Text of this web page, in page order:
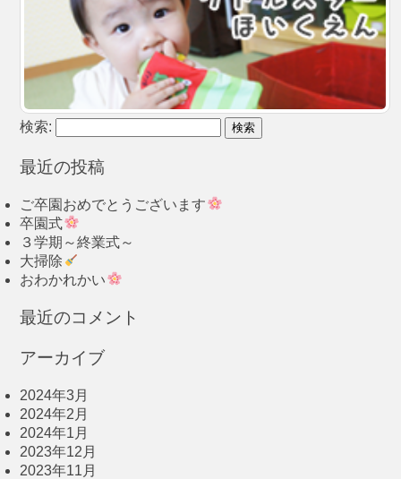
検索:
最近の投稿
ご卒園おめでとうございます
卒園式
３学期～終業式～
大掃除
おわかれかい
最近のコメント
アーカイブ
2024年3月
2024年2月
2024年1月
2023年12月
2023年11月